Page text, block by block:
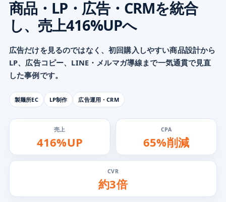
商品・LP・広告・CRMを統合
し、売上416%UPへ
広告だけを見るのではなく、初回購入しやすい商品設計から
LP、広告コピー、LINE・メルマガ導線まで一気通貫で見直
した事例です。
製麺所EC LP制作 広告運用・CRM
売上
416%UP
CPA
65%削減
CVR
約3倍